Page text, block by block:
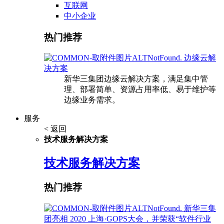
互联网
中小企业
热门推荐
边缘云解
决方案
新华三集团边缘云解决方案，满足集中管
理、部署简单、资源占用率低、易于维护等
边缘业务需求。
服务
< 返回
技术服务解决方案
技术服务解决方案
热门推荐
新华三集
团亮相 2020 上海·GOPS大会，并荣获“软件行业